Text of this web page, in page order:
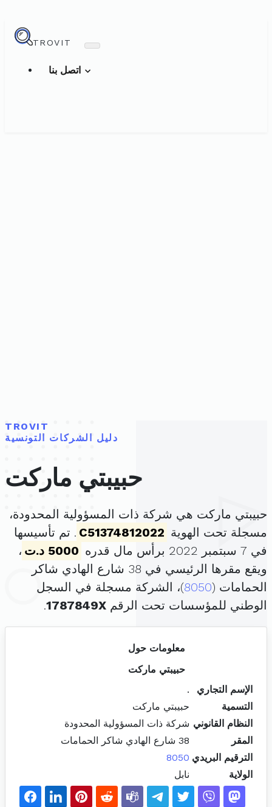
TROVIT
TROVIT
دليل الشركات التونسية
حبيبتي ماركت
حبيبتي ماركت هي شركة ذات المسؤولية المحدودة،
مسجلة تحت الهوية C51374812022 . تم تأسيسها
في 7 سبتمبر 2022 برأس مال قدره
5000 د.ت
،
ويقع مقرها الرئيسي في 38 شارع الهادي شاكر
الحمامات (8050)، الشركة مسجلة في السجل
الوطني للمؤسسات تحت الرقم 1787849X
.
معلومات حول
حبيبتي ماركت
الإسم التجاري
.
التسمية
حبيبتي ماركت
النظام القانوني شركة ذات المسؤولية المحدودة
المقر
38 شارع الهادي شاكر الحمامات
الترقيم البريدي 8050
الولاية
نابل